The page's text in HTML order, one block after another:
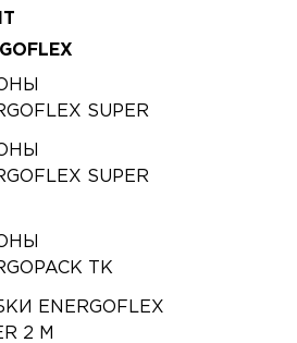
SUPER
SUPER
ТК
ENERGOFLEX
2 М